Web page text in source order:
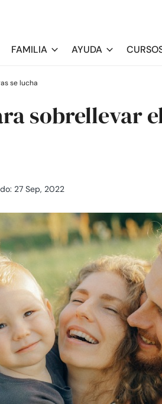
FAMILIA AYUDA
se lucha
sobrellevar
27 Sep, 2022